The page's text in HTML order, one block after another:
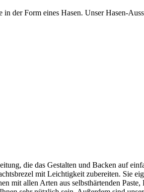
der Form eines Hasen. Unser Hasen-
die das Gestalten und Backen auf
mit Leichtigkeit zubereiten. Sie
mit allen Arten aus selbsthärtenden Paste,